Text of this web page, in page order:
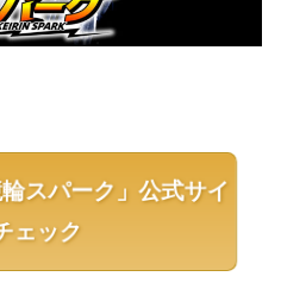
スパーク」公式サイ
ェック